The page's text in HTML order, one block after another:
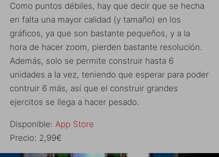
Como puntos débiles, hay que decir que se hecha
en falta una mayor calidad (y tamaño) en los
gráficos, ya que son bastante pequeños, y a la
hora de hacer zoom, pierden bastante resolución.
Además, solo se permite construir hasta 6
unidades a la vez, teniendo que esperar para poder
contruir 6 más, así que el construir grandes
ejercitos se llega a hacer pesado.
Disponible: App Store
Precio: 2,99€